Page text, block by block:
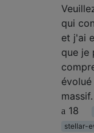
qui
et j'ai
que je
18
stellar-